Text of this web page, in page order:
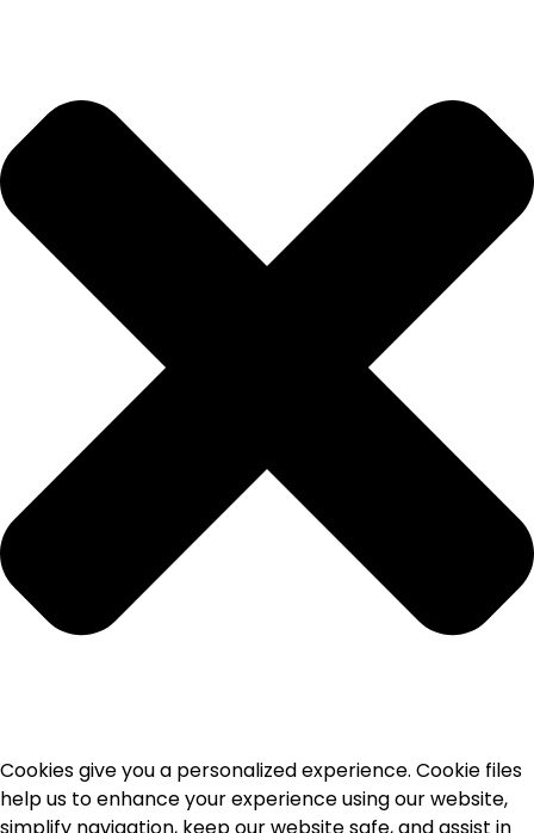
Cookies give you a personalized experience. Cookie files
help us to enhance your experience using our website,
simplify navigation, keep our website safe, and assist in